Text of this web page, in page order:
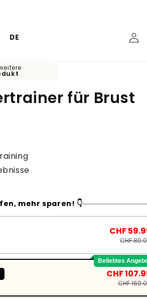
DE Einloggen
für Brust
mehr sparen! 👇
CHF
CHF
Beliebtes
CHF
CHF